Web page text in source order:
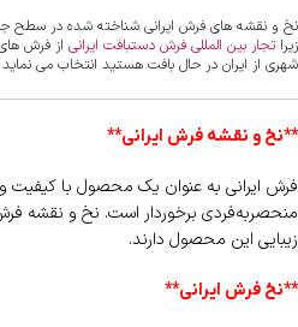
نخ و نقشه های فرش ایرانی شناخته شده در سطح
زیرا تجار بین المللی فرش دستبافت ایرانی از فرش
شهری از ایران در حال بافت هستید انتخاب می
**نخ و نقشه فرش ایرانی**
فرش ایرانی به عنوان یک محصول با کیفیت
منحصربه‌فردی برخوردار است. نخ و نقشه
زیبایی این محصول دارند.
**نخ فرش ایرانی**